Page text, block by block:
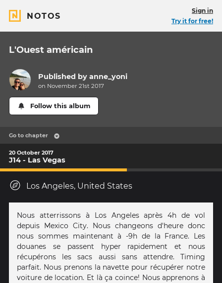
NOTOS
Sign in
Try it for free!
L'Ouest américain
Published byanne_yoni
on November 21st 2017
Follow this album
Go to chapter
20 October 2017
J14 - Las Vegas
Los Angeles, United States
Nous atterrissons à Los Angeles après 4h de vol
depuis Mexico City. Nous changeons d'heure donc
nous sommes maintenant à -9h de la France. Les
douanes se passent hyper rapidement et nous
récupérons les sacs aussi sans attendre. Timing
parfait. Nous prenons la navette pour récupérer notre
voiture de location. Et là ça coince! Nous apprenons à